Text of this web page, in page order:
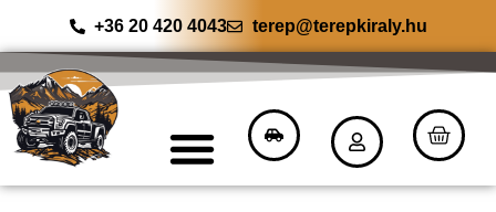
+36 20 420 4043 terep@terepkiraly.hu